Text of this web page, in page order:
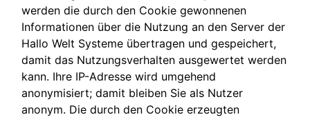
werden die durch den Cookie gewonnenen
Informationen über die Nutzung an den Server der
Hallo Welt Systeme übertragen und gespeichert,
damit das Nutzungsverhalten ausgewertet werden
kann. Ihre IP-Adresse wird umgehend
anonymisiert; damit bleiben Sie als Nutzer
anonym. Die durch den Cookie erzeugten